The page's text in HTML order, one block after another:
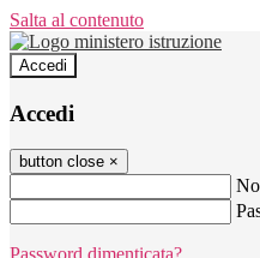
Salta al contenuto
Accedi
Accedi
button close ×